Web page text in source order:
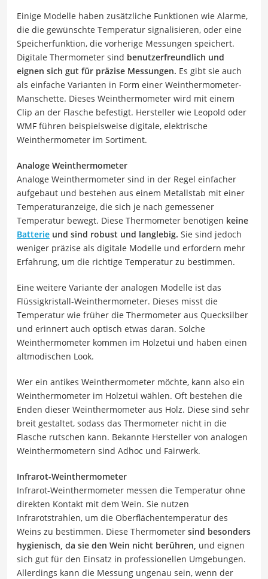
Einige Modelle haben zusätzliche Funktionen wie Alarme,
die die gewünschte Temperatur signalisieren, oder eine
Speicherfunktion, die vorherige Messungen speichert.
Digitale Thermometer sind benutzerfreundlich und
eignen sich gut für präzise Messungen. Es gibt sie auch
als einfache Varianten in Form einer Weinthermometer-
Manschette. Dieses Weinthermometer wird mit einem
Clip an der Flasche befestigt. Hersteller wie Leopold oder
WMF führen beispielsweise digitale, elektrische
Weinthermometer im Sortiment.
Analoge Weinthermometer
Analoge Weinthermometer sind in der Regel einfacher
aufgebaut und bestehen aus einem Metallstab mit einer
Temperaturanzeige, die sich je nach gemessener
Temperatur bewegt. Diese Thermometer benötigen keine
Batterie und sind robust und langlebig. Sie sind jedoch
weniger präzise als digitale Modelle und erfordern mehr
Erfahrung, um die richtige Temperatur zu bestimmen.
Eine weitere Variante der analogen Modelle ist das
Flüssigkristall-Weinthermometer. Dieses misst die
Temperatur wie früher die Thermometer aus Quecksilber
und erinnert auch optisch etwas daran. Solche
Weinthermometer kommen im Holzetui und haben einen
altmodischen Look.
Wer ein antikes Weinthermometer möchte, kann also ein
Weinthermometer im Holzetui wählen. Oft bestehen die
Enden dieser Weinthermometer aus Holz. Diese sind sehr
breit gestaltet, sodass das Thermometer nicht in die
Flasche rutschen kann. Bekannte Hersteller von analogen
Weinthermometern sind Adhoc und Fairwerk.
Infrarot-Weinthermometer
Infrarot-Weinthermometer messen die Temperatur ohne
direkten Kontakt mit dem Wein. Sie nutzen
Infrarotstrahlen, um die Oberflächentemperatur des
Weins zu bestimmen. Diese Thermometer sind besonders
hygienisch, da sie den Wein nicht berühren, und eignen
sich gut für den Einsatz in professionellen Umgebungen.
Allerdings kann die Messung ungenau sein, wenn der